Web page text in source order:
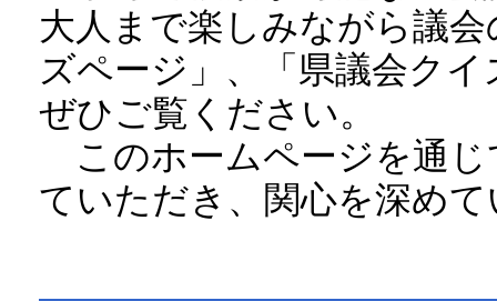
大人まで楽しみながら議
ズページ」、「県議会ク
ぜひご覧ください。
このホームページを通じ
ていただき、関心を深め